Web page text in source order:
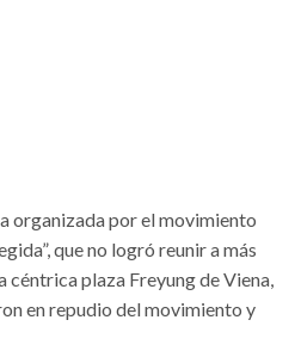
organizada por el movimiento
que no logró reunir a más
céntrica plaza Freyung de Viena,
en repudio del movimiento y